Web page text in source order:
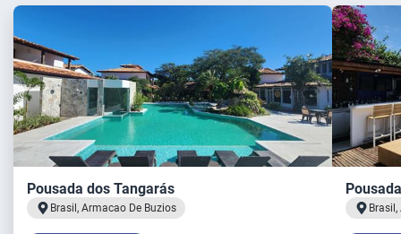
Pousada dos Tangarás
Brasil, Armacao De Buzios